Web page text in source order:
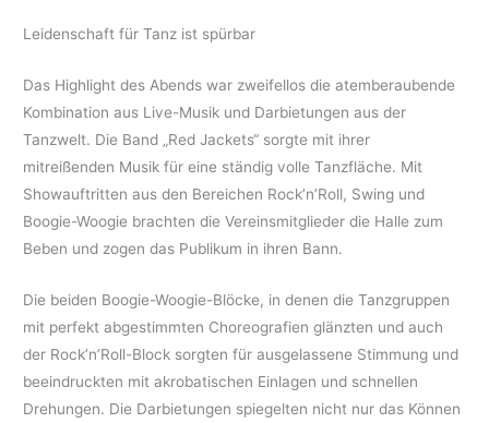
Leidenschaft für Tanz ist spürbar
Das Highlight des Abends war zweifellos die atemberaubende
Kombination aus Live-Musik und Darbietungen aus der
Tanzwelt. Die Band „Red Jackets“ sorgte mit ihrer
mitreißenden Musik für eine ständig volle Tanzfläche. Mit
Showauftritten aus den Bereichen Rock’n’Roll, Swing und
Boogie-Woogie brachten die Vereinsmitglieder die Halle zum
Beben und zogen das Publikum in ihren Bann.
Die beiden Boogie-Woogie-Blöcke, in denen die Tanzgruppen
mit perfekt abgestimmten Choreografien glänzten und auch
der Rock’n’Roll-Block sorgten für ausgelassene Stimmung und
beeindruckten mit akrobatischen Einlagen und schnellen
Drehungen. Die Darbietungen spiegelten nicht nur das Können